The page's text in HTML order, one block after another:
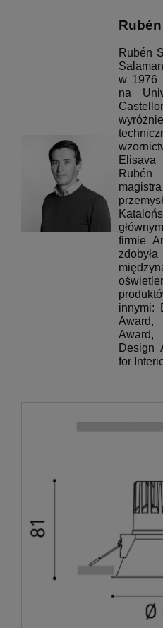
Rubén
w 1976
na
Rubén
firmie
innymi:
Design
for